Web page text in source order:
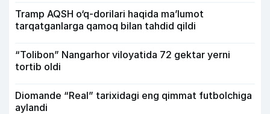
Tramp AQSH o‘q-dorilari haqida ma’lumot
tarqatganlarga qamoq bilan tahdid qildi
“Tolibon” Nangarhor viloyatida 72 gektar yerni
tortib oldi
Diomande “Real” tarixidagi eng qimmat futbolchiga
aylandi